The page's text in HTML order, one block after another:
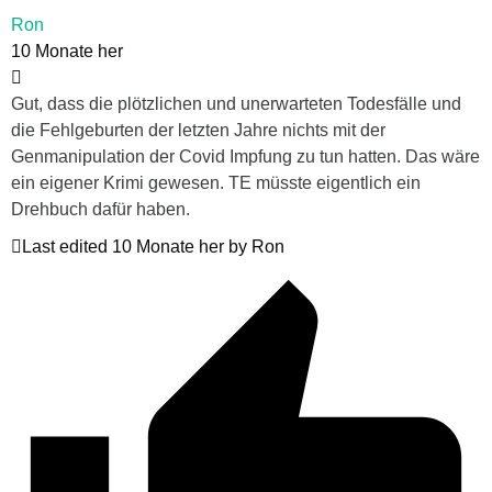
Ron
10 Monate her
Gut, dass die plötzlichen und unerwarteten Todesfälle und
die Fehlgeburten der letzten Jahre nichts mit der
Genmanipulation der Covid Impfung zu tun hatten. Das wäre
ein eigener Krimi gewesen. TE müsste eigentlich ein
Drehbuch dafür haben.
Last edited 10 Monate her by Ron